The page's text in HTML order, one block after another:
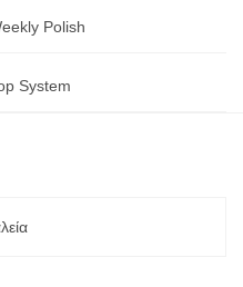
Polish
System